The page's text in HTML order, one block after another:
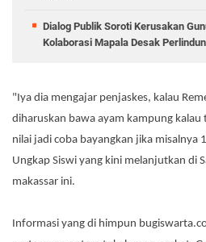
Dialog Publik Soroti Kerusakan
Kolaborasi Mapala Desak
"Iya dia mengajar penjaskes, kalau
diharuskan bawa ayam kampung
nilai jadi coba bayangkan jika misalnya
Ungkap Siswi yang kini melanjutkan di
makassar ini.
Informasi yang di himpun